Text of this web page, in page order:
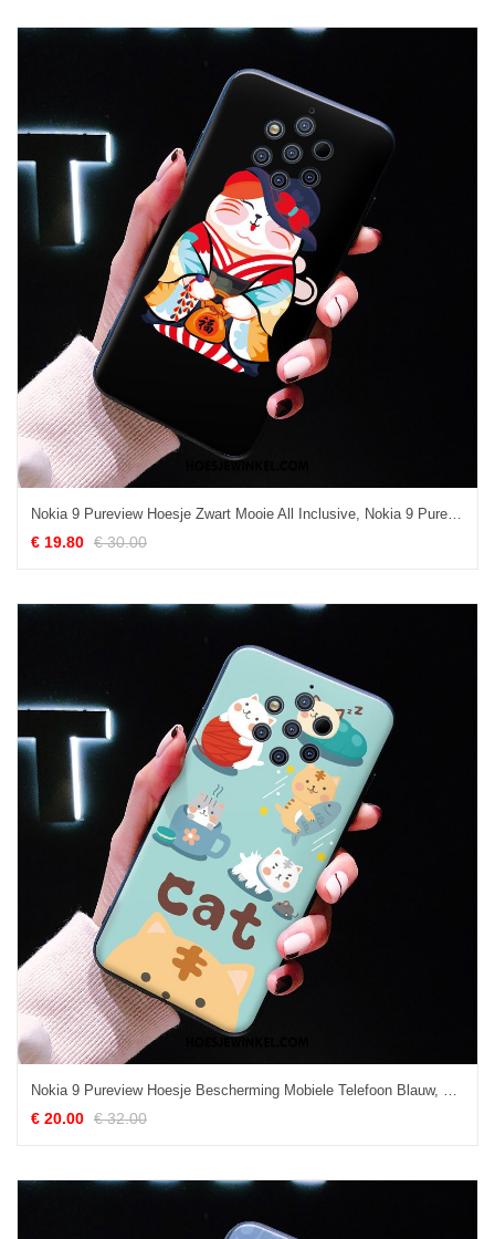
Nokia 9 Pureview Hoesje Zwart Mooie All Inclusive, Nokia 9 Pureview Hoesje Mobiele Telefoon Persoonlijk
€ 19.80 € 30.00
Nokia 9 Pureview Hoesje Bescherming Mobiele Telefoon Blauw, Nokia 9 Pureview Hoesje Persoonlijk Hoes
€ 20.00 € 32.00